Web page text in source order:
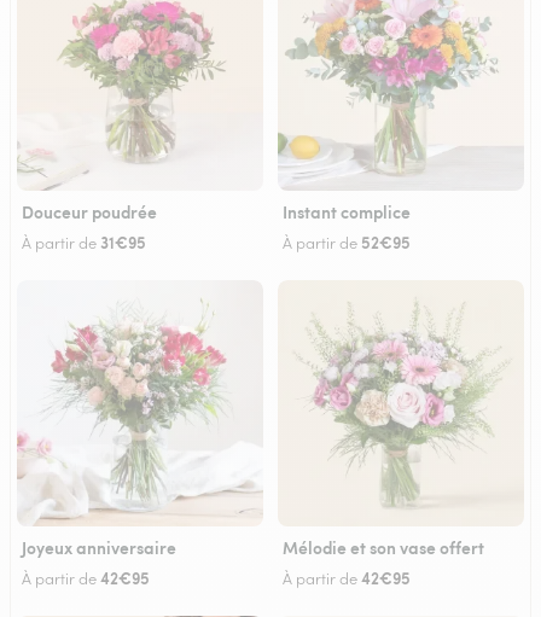
Douceur poudrée
À partir de 31€95
Instant complice
À partir de 52€95
Joyeux anniversaire
À partir de42€95
Mélodie et son vase offert
À partir de42€95